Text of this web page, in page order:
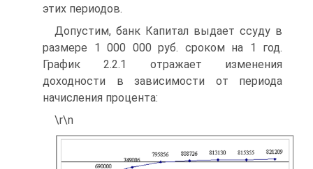
этих периодов.
Допустим, банк Капитал выдает ссуду в
размере 1 000 000 руб. сроком на 1 год.
График 2.2.1 отражает изменения
доходности в зависимости от периода
начисления процента:
\r\n